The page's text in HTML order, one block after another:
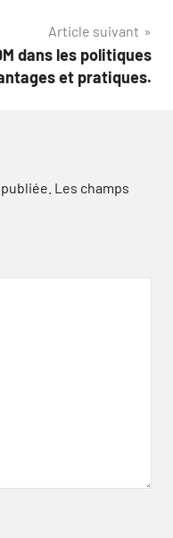
Article suivant
dans les politiques
et pratiques.
Les champs